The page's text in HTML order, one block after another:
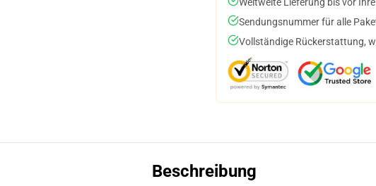
Sendungsnummer für alle
Vollständige Rückerstattung,
Beschreibung